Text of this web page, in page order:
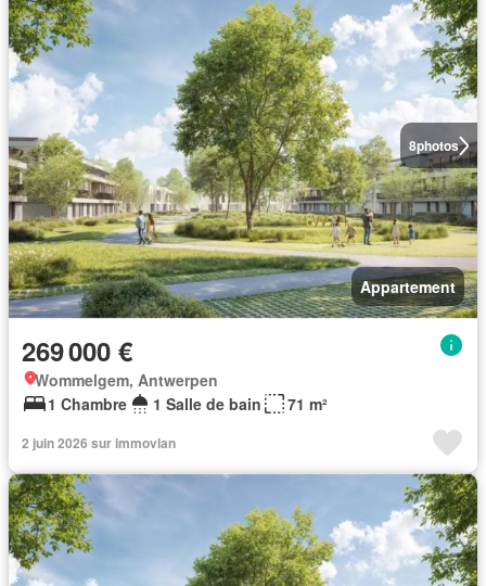
8photos
Appartement
269 000 €
Wommelgem, Antwerpen
1 Chambre
1 Salle de bain 71 m²
2 juin 2026 sur immovlan